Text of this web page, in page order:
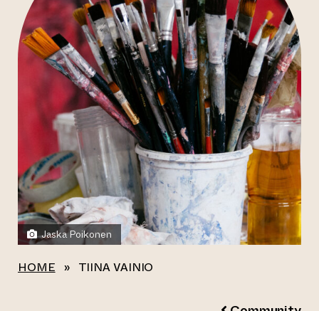
Jaska Poikonen
HOME » TIINA VAINIO